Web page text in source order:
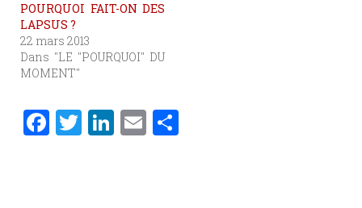
POURQUOI FAIT-ON DES
LAPSUS ?
22 mars 2013
Dans "LE "POURQUOI" DU
MOMENT"
F T Li E